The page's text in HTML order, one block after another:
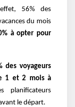
56% des
du mois
à opter pour
des voyageurs
1 et 2 mois à
le départ.